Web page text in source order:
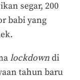
segar, 200
babi yang
lockdowndi
tahun baru